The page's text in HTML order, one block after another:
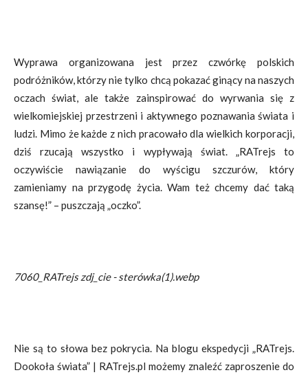
Wyprawa organizowana jest przez czwórkę polskich
podróżników, którzy nie tylko chcą pokazać ginący na naszych
oczach świat, ale także zainspirować do wyrwania się z
wielkomiejskiej przestrzeni i aktywnego poznawania świata i
ludzi. Mimo że każde z nich pracowało dla wielkich korporacji,
dziś rzucają wszystko i wypływają świat. „RATrejs to
oczywiście nawiązanie do wyścigu szczurów, który
zamieniamy na przygodę życia. Wam też chcemy dać taką
szansę!” – puszczają „oczko”.
7060_RATrejs zdj_cie - sterówka(1).webp
Nie są to słowa bez pokrycia. Na blogu ekspedycji „RATrejs.
Dookoła świata” | RATrejs.pl możemy znaleźć zaproszenie do